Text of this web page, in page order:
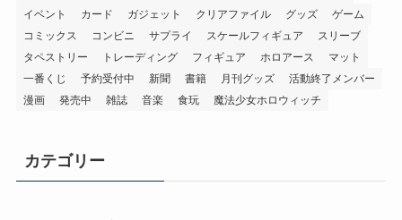
一番くじ
予約受付中 新聞 書籍 月刊グッズ
活動終了メンバー
漫画
発売中 雑誌 音楽 食玩 魔法少女ホロウィッチ
カテゴリー
ホロライブ